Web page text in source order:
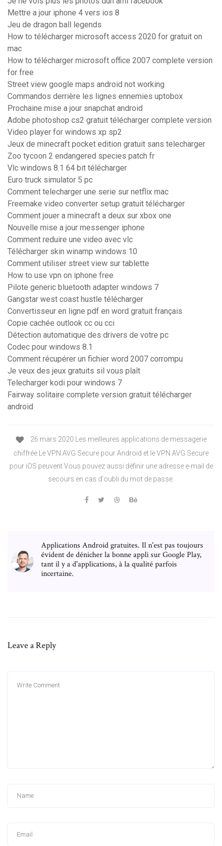
Mettre a jour iphone 4 vers ios 8
Jeu de dragon ball legends
How to télécharger microsoft access 2020 for gratuit on
mac
How to télécharger microsoft office 2007 complete version
for free
Street view google maps android not working
Commandos derrière les lignes ennemies uptobox
Prochaine mise a jour snapchat android
Adobe photoshop cs2 gratuit télécharger complete version
Video player for windows xp sp2
Jeux de minecraft pocket edition gratuit sans telecharger
Zoo tycoon 2 endangered species patch fr
Vlc windows 8.1 64 bit télécharger
Euro truck simulator 5 pc
Comment telecharger une serie sur netflix mac
Freemake video converter setup gratuit télécharger
Comment jouer a minecraft a deux sur xbox one
Nouvelle mise a jour messenger iphone
Comment reduire une video avec vlc
Télécharger skin winamp windows 10
Comment utiliser street view sur tablette
How to use vpn on iphone free
Pilote generic bluetooth adapter windows 7
Gangstar west coast hustle télécharger
Convertisseur en ligne pdf en word gratuit français
Copie cachée outlook cc ou cci
Détection automatique des drivers de votre pc
Codec pour windows 8.1
Comment récupérer un fichier word 2007 corrompu
Je veux des jeux gratuits sil vous plaît
Telecharger kodi pour windows 7
Fairway solitaire complete version gratuit télécharger
android
26 mars 2020 Les meilleures applications de messagerie
chiffrée Le VPN AVG Secure pour Android et le VPN AVG Secure
pour iOS peuvent Vous pouvez aussi définir une adresse e-mail de
secours en cas d'oubli du mot de passe.
Applications Android gratuites. Il n'est pas toujours
évident de dénicher la bonne appli sur Google Play,
tant il y a d'applications, à la qualité parfois
incertaine.
Leave a Reply